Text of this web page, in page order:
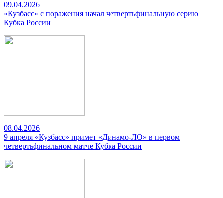
09.04.2026
«Кузбасс» с поражения начал четвертьфинальную серию
Кубка России
08.04.2026
9 апреля «Кузбасс» примет «Динамо-ЛО» в первом
четвертьфинальном матче Кубка России